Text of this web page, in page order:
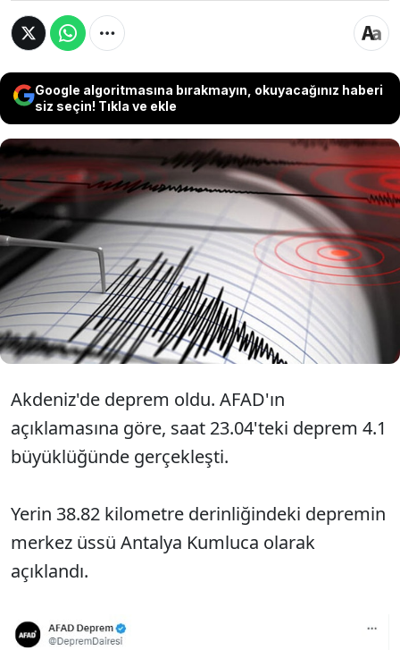
Google algoritmasına bırakmayın, okuyacağınız haberi
siz seçin! Tıkla ve ekle
AFAD tarafından yapılan açıklamaya
göre Antalya'da 4.1 büyüklüğünde
deprem meydana geldi.
Akdeniz'de deprem oldu. AFAD'ın
açıklamasına göre, saat 23.04'teki deprem 4.1
büyüklüğünde gerçekleşti.
Yerin 38.82 kilometre derinliğindeki depremin
merkez üssü Antalya Kumluca olarak
açıklandı.